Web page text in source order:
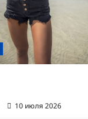
10 июля 2026